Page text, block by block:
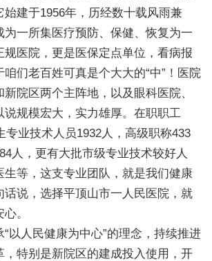
始建于1956年，历经数十载风雨兼
为一所集医疗预防、保健、恢复为一
规医院，更是医保定点单位，看病报
们老百姓可真是个大大的“中”！医院
院区两个主阵地，以及眼科医院、
说规模宏大，实力雄厚。在职职工
专业技术人员1932人，高级职称433
人，更有大批市级专业技术较好人
生等，这支专业团队，就是我们健康
话说，选择平顶山市一人民医院，就
。
以人民健康为中心”的理念，持续推进
，特别是新院区的建成投入使用，开